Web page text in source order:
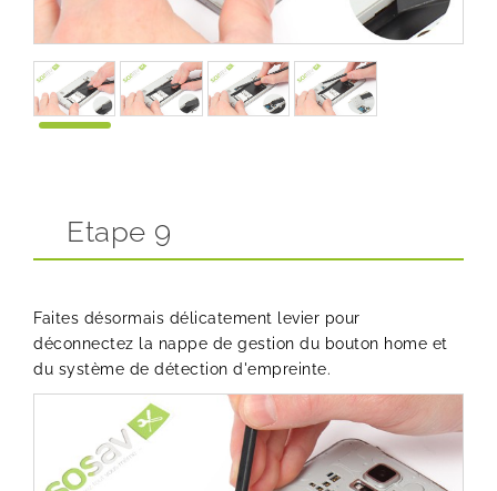
Etape 9
Faites désormais délicatement levier pour
déconnectez la nappe de gestion du bouton home et
du système de détection d'empreinte.